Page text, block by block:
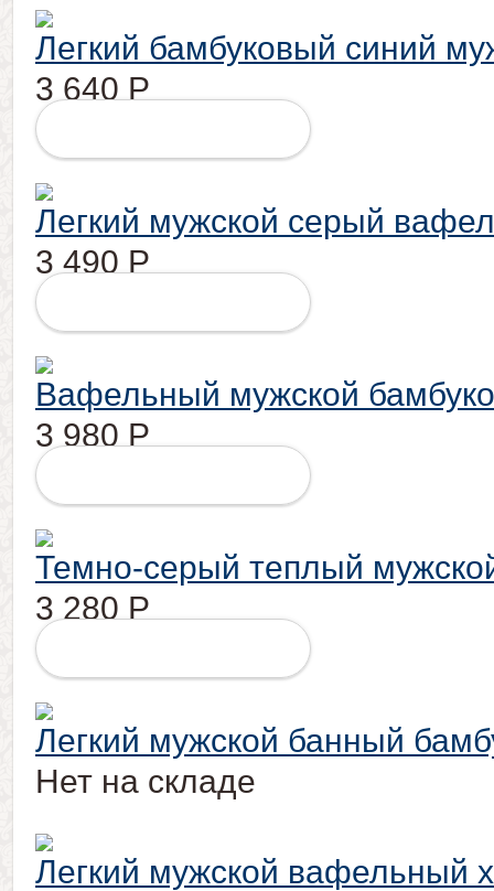
Легкий бамбуковый синий
3 640 Р
Легкий мужской серый
3 490 Р
Вафельный мужской
3 980 Р
Темно-серый теплый
3 280 Р
Легкий мужской банный
Нет на складе
Легкий мужской вафельный